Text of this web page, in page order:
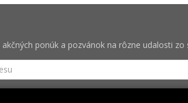
ponúk a pozvánok na rôzne udalosti